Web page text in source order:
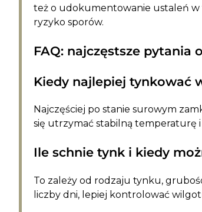
też o udokumentowanie ustaleń w
ryzyko sporów.
FAQ: najczęstsze pytania
Kiedy najlepiej tynkować
Najczęściej po stanie surowym
się utrzymać stabilną temperaturę
Ile schnie tynk i kiedy
To zależy od rodzaju tynku,
liczby dni, lepiej kontrolować